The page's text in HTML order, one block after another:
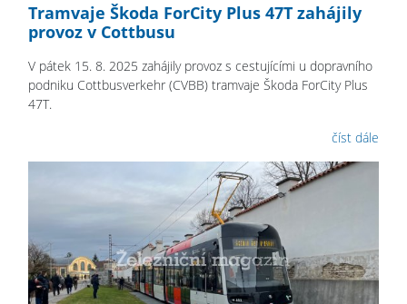
Tramvaje Škoda ForCity Plus 47T zahájily
provoz v Cottbusu
V pátek 15. 8. 2025 zahájily provoz s cestujícími u dopravního
podniku Cottbusverkehr (CVBB) tramvaje Škoda ForCity Plus
47T.
číst dále